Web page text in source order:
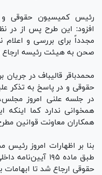
رئیس کمیسیون حقوقی
افزود: این طرح پس از در
مجدداً برای بررسی و اعلام
صحن به هیئت رئیسه
محمدباقر قالیباف در
حقوقی و در پاسخ به تذکر
در جلسه علنی امروز
همخوانی ندارد کما
همکاران معاونت قوانین
بنا بر اظهارات امروز
طبق ماده ۱۹۵
حقوقی ارجاع شد تا